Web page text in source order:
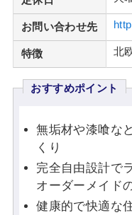
お問い合わせ先
特徴 北
おすすめポイント
無垢材や漆喰な
くり
完全自由設計で
オーダーメイド
健康的で快適な